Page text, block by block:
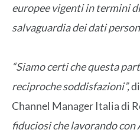
europee vigenti in termini
salvaguardia dei dati
“Siamo certi che questa
reciproche soddisfazioni”,
Channel Manager Italia di
fiduciosi che lavorando